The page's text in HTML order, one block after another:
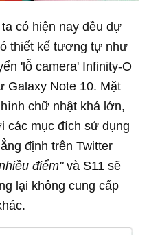
có hiện nay đều dự
thiết kế tương tự như
'lỗ camera' Infinity-O
Galaxy Note 10. Mặt
chữ nhật khá lớn,
các mục đích sử dụng
định trên Twitter
điểm"và S11 sẽ
lại không cung cấp